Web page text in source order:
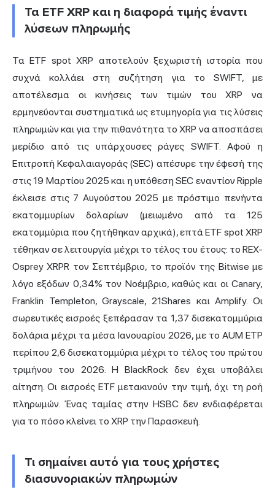
Τα ETF XRP και η διαφορά τιμής έναντι
λύσεων πληρωμής
Τα ETF spot XRP αποτελούν ξεχωριστή ιστορία που
συχνά κολλάει στη συζήτηση για το SWIFT, με
αποτέλεσμα οι κινήσεις των τιμών του XRP να
ερμηνεύονται συστηματικά ως ετυμηγορία για τις λύσεις
πληρωμών και για την πιθανότητα το XRP να αποσπάσει
μερίδιο από τις υπάρχουσες ράγες SWIFT. Αφού η
Επιτροπή Κεφαλαιαγοράς (SEC) απέσυρε την έφεσή της
στις 19 Μαρτίου 2025 και η υπόθεση SEC εναντίον Ripple
έκλεισε στις 7 Αυγούστου 2025 με πρόστιμο πενήντα
εκατομμυρίων δολαρίων (μειωμένο από τα 125
εκατομμύρια που ζητήθηκαν αρχικά), επτά ETF spot XRP
τέθηκαν σε λειτουργία μέχρι το τέλος του έτους: το REX-
Osprey XRPR τον Σεπτέμβριο, το προϊόν της Bitwise με
λόγο εξόδων 0,34% τον Νοέμβριο, καθώς και οι Canary,
Franklin Templeton, Grayscale, 21Shares και Amplify. Οι
σωρευτικές εισροές ξεπέρασαν τα 1,37 δισεκατομμύρια
δολάρια μέχρι τα μέσα Ιανουαρίου 2026, με το AUM ETP
περίπου 2,6 δισεκατομμύρια μέχρι το τέλος του πρώτου
τριμήνου του 2026. Η BlackRock δεν έχει υποβάλει
αίτηση. Οι εισροές ETF μετακινούν την τιμή, όχι τη ροή
πληρωμών. Ένας ταμίας στην HSBC δεν ενδιαφέρεται
για το πόσο κλείνει το XRP την Παρασκευή.
Τι σημαίνει αυτό για τους χρήστες
διασυνοριακών πληρωμών